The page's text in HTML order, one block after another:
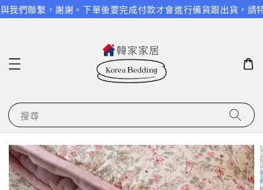
聯繫，謝謝。下單後要完成付款才會進行備貨跟出貨，請特別
搜尋